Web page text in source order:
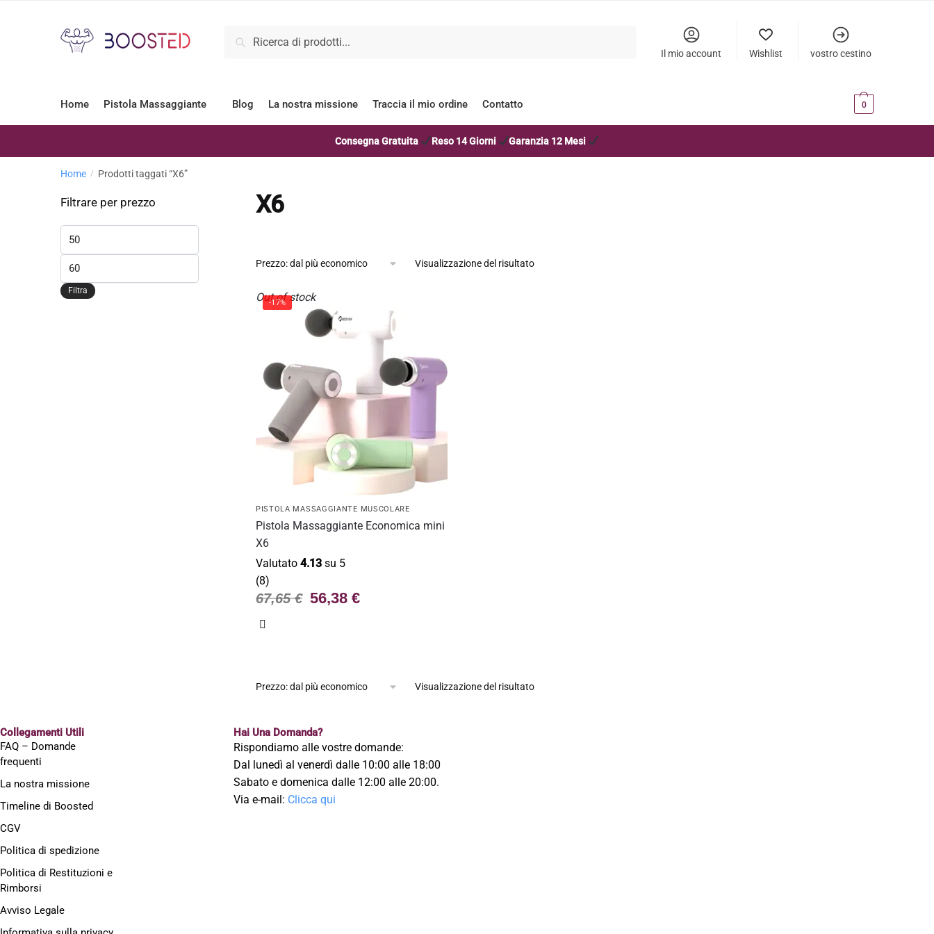
Cerca
Il mio account Wishlist vostro cestino
Home Pistola Massaggiante Blog La nostra missione Traccia il mio ordine Contatto 0
Consegna Gratuita Reso 14 Giorni Garanzia 12 Mesi
Home / Prodotti taggati “X6”
X6
Visualizzazione del risultato
-17%
Out of stock
PISTOLA MASSAGGIANTE MUSCOLARE
Pistola Massaggiante Economica mini
X6
Valutato 4.13su 5
(8)
67,65€ 56,38 €
Visualizzazione del risultato
Filtrare per prezzo
Filtra
Collegamenti Utili
FAQ – Domande
frequenti
La nostra missione
Timeline di Boosted
CGV
Politica di spedizione
Politica di Restituzioni e
Rimborsi
Avviso Legale
Hai Una Domanda?
Rispondiamo alle vostre domande:
Dal lunedì al venerdì dalle 10:00 alle 18:00
Sabato e domenica dalle 12:00 alle 20:00.
Via e-mail: Clicca qui